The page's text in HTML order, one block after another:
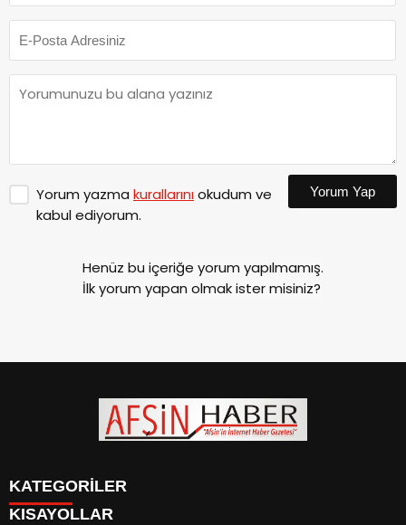
Yorum yazma kurallarınıokudum ve
kabul ediyorum.
Yorum Yap
Henüz bu içeriğe yorum yapılmamış.
İlk yorum yapan olmak ister misiniz?
KATEGORİLER
KISAYOLLAR